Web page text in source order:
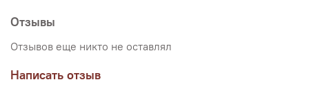
печати используются художественный хлопковый холст
и экологические чернила. Репродукцию можно купить
на подрамнике (деревянный подрамник, галерейная
натяжка) или без подрамника (только холст,
доставляется в рулоне в тубусе). Картина продается в
нескольких вариантах размеров, представленных на
Отзывы
Отзывов еще никто не оставлял
Написать отзыв